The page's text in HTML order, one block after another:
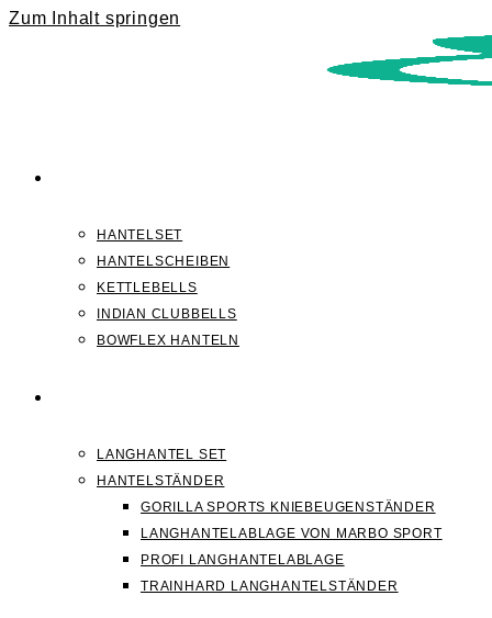
Zum Inhalt springen
HANTELSET
HANTELSCHEIBEN
KETTLEBELLS
INDIAN CLUBBELLS
BOWFLEX HANTELN
LANGHANTEL SET
HANTELSTÄNDER
GORILLA SPORTS KNIEBEUGENSTÄNDER
LANGHANTELABLAGE VON MARBO SPORT
PROFI LANGHANTELABLAGE
TRAINHARD LANGHANTELSTÄNDER